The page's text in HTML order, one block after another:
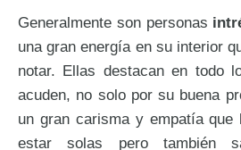
Generalmente son personas
una gran energía en su interior
notar. Ellas destacan en todo
acuden, no solo por su buena
un gran carisma y empatía que
estar solas pero también